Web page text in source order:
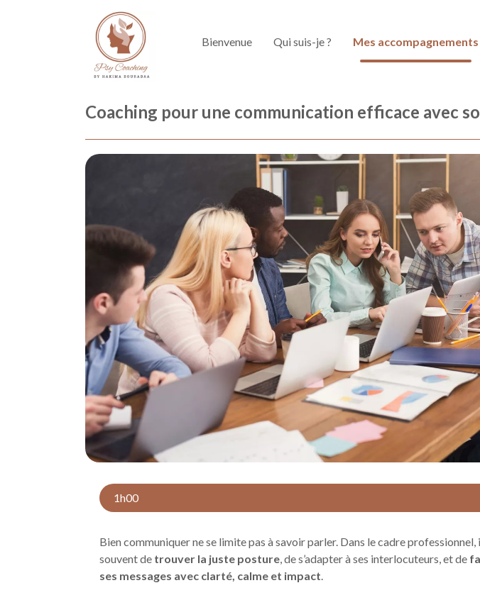
Bienvenue Qui suis-je ? Mes accompagnements
Coaching pour une communication efficace avec
1h00
Bien communiquer ne se limite pas à savoir parler. Dans le cadre professionnel,
souvent de trouver la juste posture , de s’adapter à ses interlocuteurs, et de
ses messages avec clarté, calme et impact